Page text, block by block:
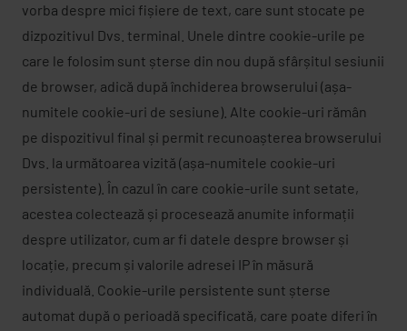
vorba despre mici fișiere de text, care sunt stocate pe
dizpozitivul Dvs. terminal. Unele dintre cookie-urile pe
care le folosim sunt șterse din nou după sfârșitul sesiunii
de browser, adică după închiderea browserului (așa-
numitele cookie-uri de sesiune). Alte cookie-uri rămân
pe dispozitivul final și permit recunoașterea browserului
Dvs. la următoarea vizită (așa-numitele cookie-uri
persistente). În cazul în care cookie-urile sunt setate,
acestea colectează și procesează anumite informații
despre utilizator, cum ar fi datele despre browser și
locație, precum și valorile adresei IP în măsură
individuală. Cookie-urile persistente sunt șterse
automat după o perioadă specificată, care poate diferi în